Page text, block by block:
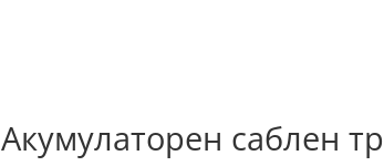
Акумулаторен саблен